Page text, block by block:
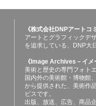
《株式会社DNPアート
アートとグラフィックデ
を追求している、DNP大
《Image Archives－イ
美術と歴史の専門フォト
国内外の美術館・博物館
から提供された、美術作
ビスです。
出版、放送、広告、商品